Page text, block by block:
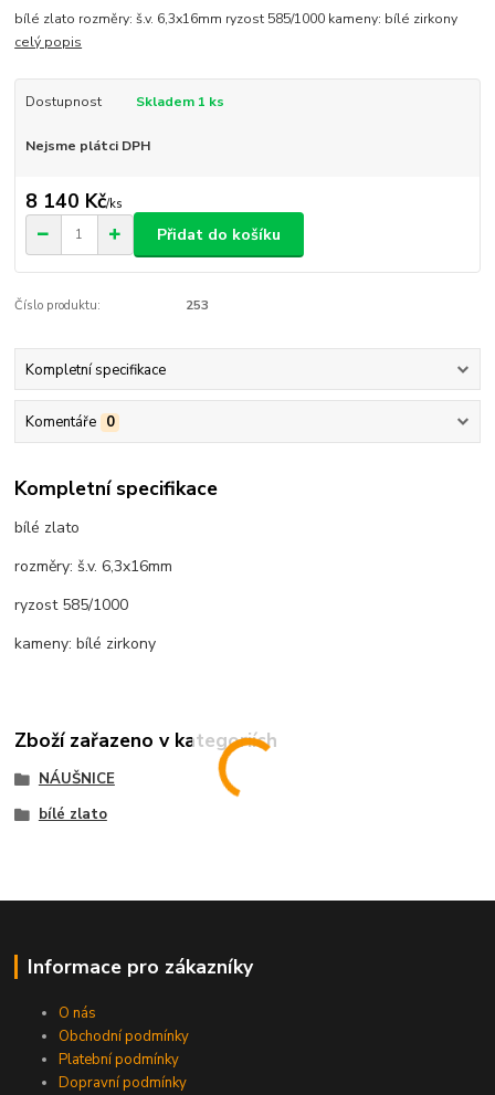
bílé zlato rozměry: š.v. 6,3x16mm ryzost 585/1000 kameny: bílé zirkony
celý popis
Dostupnost Skladem 1 ks
Nejsme plátci DPH
8 140 Kč/ks
Přidat do košíku
Číslo produktu: 253
Kompletní specifikace
Komentáře 0
Kompletní specifikace
bílé zlato
rozměry: š.v. 6,3x16mm
ryzost 585/1000
kameny: bílé zirkony
Zboží zařazeno v kategoriích
NÁUŠNICE
bílé zlato
Informace pro zákazníky
O nás
Obchodní podmínky
Platební podmínky
Dopravní podmínky